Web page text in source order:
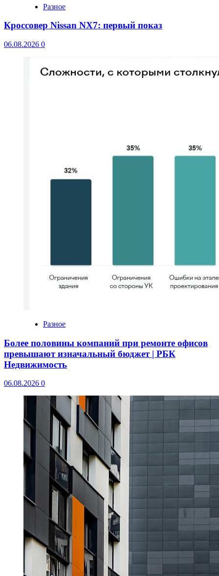
Разное
Кроссовер Nissan NX7: первый показ
06.08.2026 0
Разное
Более половины компаний при ремонте офисов
превышают изначальный бюджет | РБК
Недвижимость
06.08.2026 0